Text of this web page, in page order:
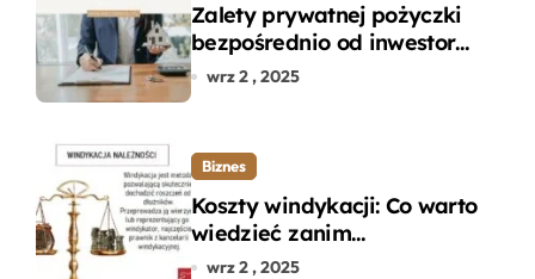
Zalety prywatnej pożyczki
bezpośrednio od inwestora
– dlaczego warto?
wrz 2 , 2025
Biznes
Koszty windykacji: Co warto
wiedzieć zanim
zdecydujesz się na
wrz 2 , 2025